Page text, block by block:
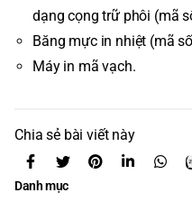
dạng cọng trữ phôi (mã
Băng mực in nhiệt (mã
Máy in mã vạch.
Chia sẻ bài viết này
Danh mục